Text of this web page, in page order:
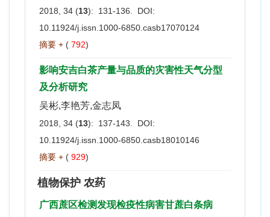
2018, 34 (13): 131-136. DOI:
10.11924/j.issn.1000-6850.casb17070124
摘要 + ( 792)
影响安吉白茶产量与品质的灾害性天气分型
及分析研究
吴彬,李艳芳,金志凤
2018, 34 (13): 137-143. DOI:
10.11924/j.issn.1000-6850.casb18010146
摘要 + ( 929)
植物保护 农药
广西蔗区检测发现检疫性病害甘蔗白条病